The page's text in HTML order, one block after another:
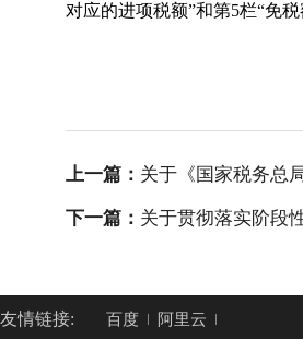
对应的进项税额”和第5栏“免税
上一篇： 关于《国家税务总
下一篇： 关于贯彻落实阶段
友情链接: 百度 阿里云